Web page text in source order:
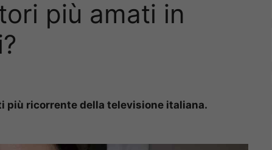
più amati in
più ricorrente della televisione italiana.